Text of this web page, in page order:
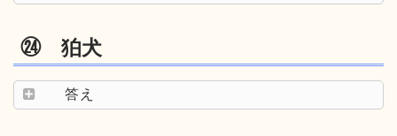
㉔ 狛犬
答え